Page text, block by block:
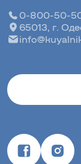
0-800-50-
65013, г.